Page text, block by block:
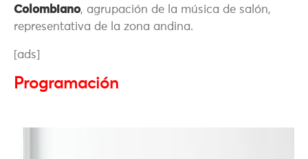
Colombiano, agrupación de la música de salón,
representativa de la zona andina.
[ads]
Programación